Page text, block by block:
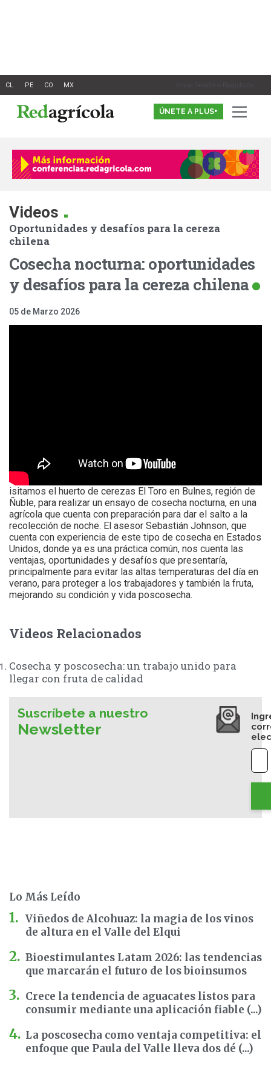
Inicia Sesión o Registrate
ÚNETE A PLUS+
Videos .
Videos Relacionados
Cosecha y poscosecha: un trabajo unido para
llegar con fruta de calidad
Oportunidades y desafíos para la cereza
chilena
Cosecha nocturna: oportunidades
y desafíos para la cereza chilena
05 de Marzo 2026
isitamos el huerto de cerezas El Toro en Bulnes, región de
Ñuble, para realizar un ensayo de cosecha nocturna, en una
agrícola que cuenta con preparación para dar el salto a la
recolección de noche. El asesor Sebastián Johnson, que
cuenta con experiencia de este tipo de cosecha en Estados
Unidos, donde ya es una práctica común, nos cuenta las
ventajas, oportunidades y desafíos que presentaría,
principalmente para evitar las altas temperaturas del día en
verano, para proteger a los trabajadores y también la fruta,
mejorando su condición y vida poscosecha.
Suscríbete a nuestro
Newsletter
Lo Más Leído
Viñedos de Alcohuaz: la magia de los vinos
de altura en el Valle del Elqui
Bioestimulantes Latam 2026: las tendencias
que marcarán el futuro de los bioinsumos
Crece la tendencia de aguacates listos para
consumir mediante una aplicación fiable (...)
La poscosecha como ventaja competitiva: el
enfoque que Paula del Valle lleva dos dé (...)